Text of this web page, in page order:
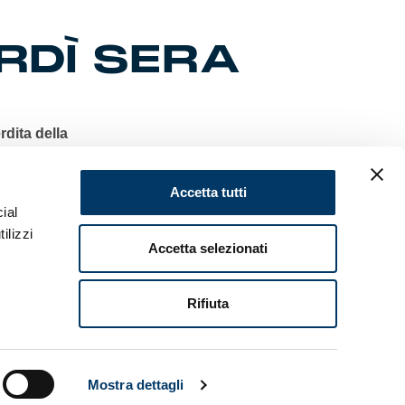
Mostra dettagli
Accetta tutti
Accetta selezionati
Rifiuta
SERA
della
provini,
nelle